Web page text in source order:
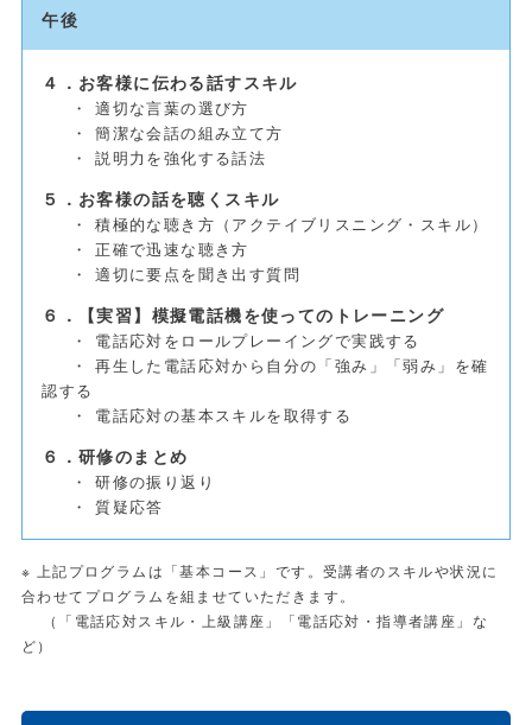
午後
４．お客様に伝わる話すスキル
・ 適切な言葉の選び方
・ 簡潔な会話の組み立て方
・ 説明力を強化する話法
５．お客様の話を聴くスキル
・ 積極的な聴き方（アクテイブリスニング・スキル）
・ 正確で迅速な聴き方
・ 適切に要点を聞き出す質問
６．【実習】模擬電話機を使ってのトレーニング
・ 電話応対をロールプレーイングで実践する
・ 再生した電話応対から自分の「強み」「弱み」を確
認する
・ 電話応対の基本スキルを取得する
６．研修のまとめ
・ 研修の振り返り
・ 質疑応答
※ 上記プログラムは「基本コース」です。受講者のスキルや状況に
合わせてプログラムを組ませていただきます。
（「電話応対スキル・上級講座」「電話応対・指導者講座」な
ど）